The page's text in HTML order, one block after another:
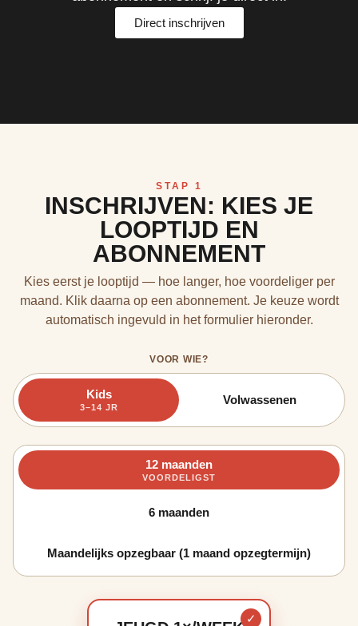
Direct inschrijven
STAP 1
INSCHRIJVEN: KIES JE
LOOPTIJD EN
ABONNEMENT
Kies eerst je looptijd — hoe langer, hoe voordeliger per
maand. Klik daarna op een abonnement. Je keuze wordt
automatisch ingevuld in het formulier hieronder.
VOOR WIE?
Kids
3–14 JR
Volwassenen
12 maanden
VOORDELIGST
6 maanden
Maandelijks opzegbaar (1 maand opzegtermijn)
✓